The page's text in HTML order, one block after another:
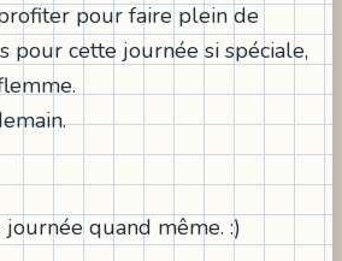
pour faire plein de
pour cette journée si spéciale,
journée quand même. :)